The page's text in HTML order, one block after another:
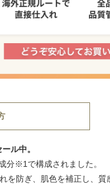
ル中。
分※1で構成されました。
防ぎ、肌色を補正し、質